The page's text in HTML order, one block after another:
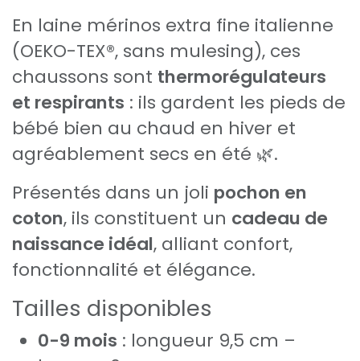
En laine mérinos extra fine italienne
(OEKO-TEX®, sans mulesing), ces
chaussons sont thermorégulateurs
et respirants : ils gardent les pieds de
bébé bien au chaud en hiver et
agréablement secs en été 🌿.
Présentés dans un joli pochon en
coton, ils constituent un cadeau de
naissance idéal, alliant confort,
fonctionnalité et élégance.
Tailles disponibles
0-9 mois : longueur 9,5 cm –